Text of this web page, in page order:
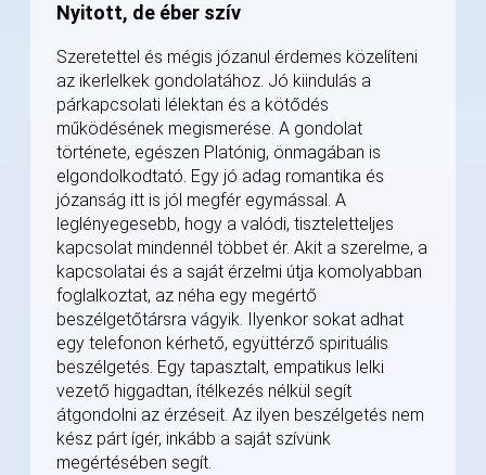
Nyitott, de éber szív
Szeretettel és mégis józanul érdemes közelíteni
az ikerlelkek gondolatához. Jó kiindulás a
párkapcsolati lélektan és a kötődés
működésének megismerése. A gondolat
története, egészen Platónig, önmagában is
elgondolkodtató. Egy jó adag romantika és
józanság itt is jól megfér egymással. A
leglényegesebb, hogy a valódi, tiszteletteljes
kapcsolat mindennél többet ér. Akit a szerelme, a
kapcsolatai és a saját érzelmi útja komolyabban
foglalkoztat, az néha egy megértő
beszélgetőtársra vágyik. Ilyenkor sokat adhat
egy telefonon kérhető, együttérző spirituális
beszélgetés. Egy tapasztalt, empatikus lelki
vezető higgadtan, ítélkezés nélkül segít
átgondolni az érzéseit. Az ilyen beszélgetés nem
kész párt ígér, inkább a saját szívünk
megértésében segít.